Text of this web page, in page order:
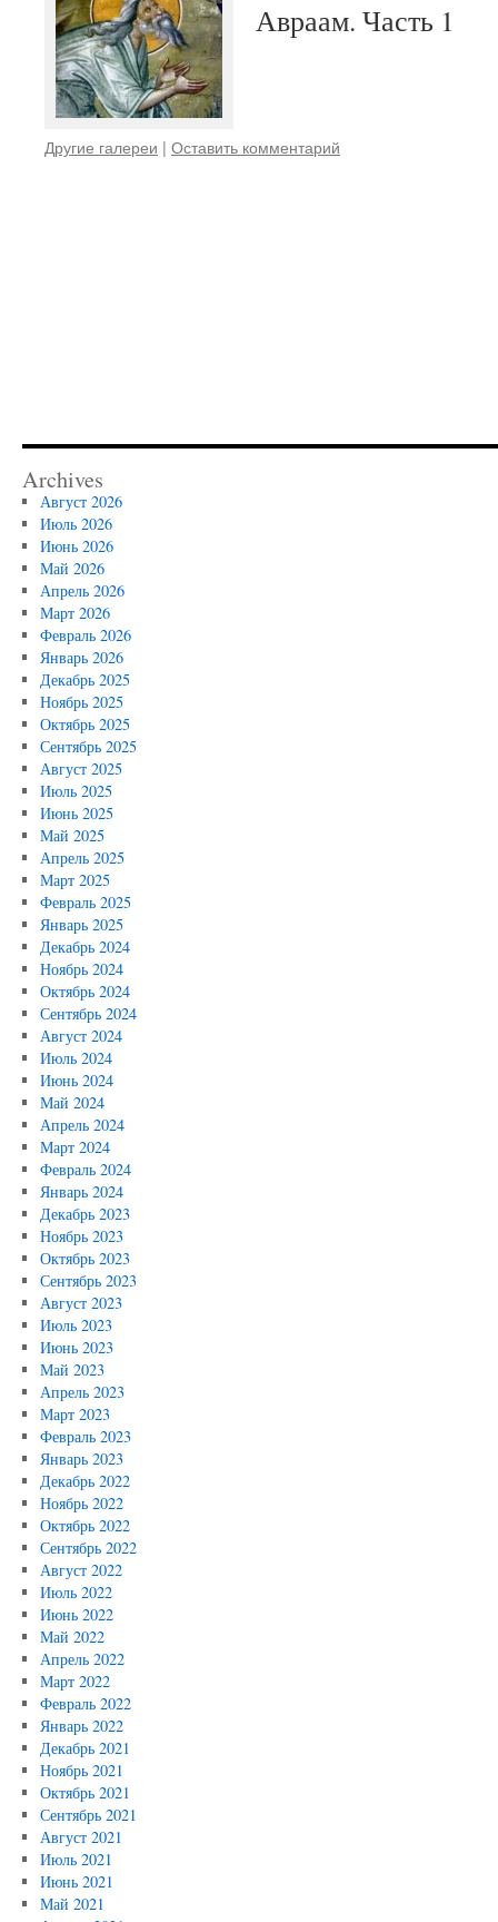
Авраам. Часть 1
Другие галереи | Оставить комментарий
Archives
Август 2026
Июль 2026
Июнь 2026
Май 2026
Апрель 2026
Март 2026
Февраль 2026
Январь 2026
Декабрь 2025
Ноябрь 2025
Октябрь 2025
Сентябрь 2025
Август 2025
Июль 2025
Июнь 2025
Май 2025
Апрель 2025
Март 2025
Февраль 2025
Январь 2025
Декабрь 2024
Ноябрь 2024
Октябрь 2024
Сентябрь 2024
Август 2024
Июль 2024
Июнь 2024
Май 2024
Апрель 2024
Март 2024
Февраль 2024
Январь 2024
Декабрь 2023
Ноябрь 2023
Октябрь 2023
Сентябрь 2023
Август 2023
Июль 2023
Июнь 2023
Май 2023
Апрель 2023
Март 2023
Февраль 2023
Январь 2023
Декабрь 2022
Ноябрь 2022
Октябрь 2022
Сентябрь 2022
Август 2022
Июль 2022
Июнь 2022
Май 2022
Апрель 2022
Март 2022
Февраль 2022
Январь 2022
Декабрь 2021
Ноябрь 2021
Октябрь 2021
Сентябрь 2021
Август 2021
Июль 2021
Июнь 2021
Май 2021